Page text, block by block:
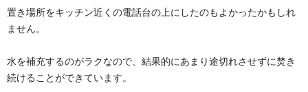
置き場所をキッチン近くの電話台の上にしたのもよかったかもしれ
ません。
水を補充するのがラクなので、結果的にあまり途切れさせずに焚き
続けることができています。